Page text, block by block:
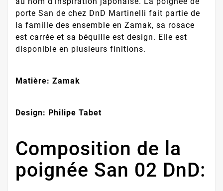
porte San de chez DnD Martinelli fait partie de
la famille des ensemble en Zamak, sa rosace
est carrée et sa béquille est design. Elle est
disponible en plusieurs finitions.
Matière: Zamak
Design: Philipe Tabet
Composition de la
poignée San 02 DnD: